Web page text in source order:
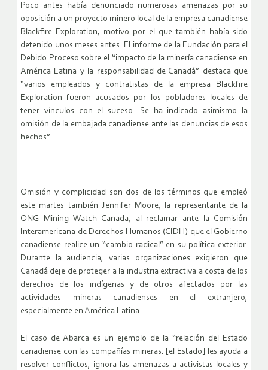
Poco antes había denunciado numerosas amenazas por su
oposición a un proyecto minero local de la empresa canadiense
Blackfire Exploration, motivo por el que también había sido
detenido unos meses antes. El informe de la Fundación para el
Debido Proceso sobre el “impacto de la minería canadiense en
América Latina y la responsabilidad de Canadá” destaca que
“varios empleados y contratistas de la empresa Blackfire
Exploration fueron acusados por los pobladores locales de
tener vínculos con el suceso. Se ha indicado asimismo la
omisión de la embajada canadiense ante las denuncias de esos
hechos”.
Omisión y complicidad son dos de los términos que empleó
este martes también Jennifer Moore, la representante de la
ONG Mining Watch Canada, al reclamar ante la Comisión
Interamericana de Derechos Humanos (CIDH) que el Gobierno
canadiense realice un “cambio radical” en su política exterior.
Durante la audiencia, varias organizaciones exigieron que
Canadá deje de proteger a la industria extractiva a costa de los
derechos de los indígenas y de otros afectados por las
actividades mineras canadienses en el extranjero,
especialmente en América Latina.
El caso de Abarca es un ejemplo de la “relación del Estado
canadiense con las compañías mineras: [el Estado] les ayuda a
resolver conflictos, ignora las amenazas a activistas locales y